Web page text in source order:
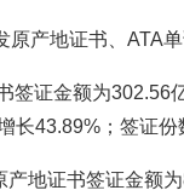
产地证书、ATA
签证金额为
长43.89%；签证份
地证书签证金额